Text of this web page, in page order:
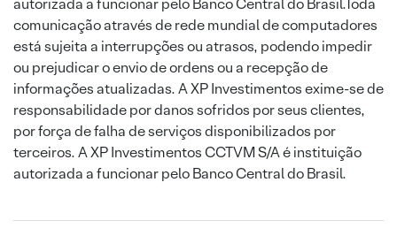
autorizada a funcionar pelo Banco Central do Brasil.Toda
comunicação através de rede mundial de computadores
está sujeita a interrupções ou atrasos, podendo impedir
ou prejudicar o envio de ordens ou a recepção de
informações atualizadas. A XP Investimentos exime-se de
responsabilidade por danos sofridos por seus clientes,
por força de falha de serviços disponibilizados por
terceiros. A XP Investimentos CCTVM S/A é instituição
autorizada a funcionar pelo Banco Central do Brasil.